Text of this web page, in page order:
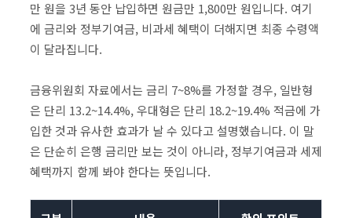
만 원을 3년 동안 납입하면 원금만 1,800만 원입니다. 여기
에 금리와 정부기여금, 비과세 혜택이 더해지면 최종 수령액
이 달라집니다.
금융위원회 자료에서는 금리 7~8%를 가정할 경우, 일반형
은 단리 13.2~14.4%, 우대형은 단리 18.2~19.4% 적금에 가
입한 것과 유사한 효과가 날 수 있다고 설명했습니다. 이 말
은 단순히 은행 금리만 보는 것이 아니라, 정부기여금과 세제
혜택까지 함께 봐야 한다는 뜻입니다.